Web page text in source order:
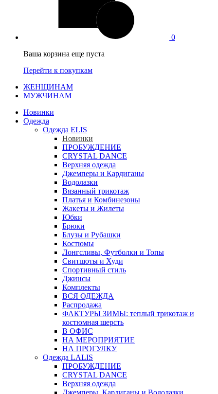
0
Ваша корзина еще пуста
Перейти к покупкам
ЖЕНЩИНАМ
МУЖЧИНАМ
Новинки
Одежда
Одежда ELIS
Новинки
ПРОБУЖДЕНИЕ
CRYSTAL DANCE
Верхняя одежда
Джемперы и Кардиганы
Водолазки
Вязанный трикотаж
Платья и Комбинезоны
Жакеты и Жилеты
Юбки
Брюки
Блузы и Рубашки
Костюмы
Лонгсливы, Футболки и Топы
Свитшоты и Худи
Спортивный стиль
Джинсы
Комплекты
ВСЯ ОДЕЖДА
Распродажа
ФАКТУРЫ ЗИМЫ: теплый трикотаж и
костюмная шерсть
В ОФИС
НА МЕРОПРИЯТИЕ
НА ПРОГУЛКУ
Одежда LALIS
ПРОБУЖДЕНИЕ
CRYSTAL DANCE
Верхняя одежда